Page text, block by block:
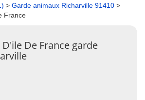
> Garde animaux Richarville 91410 >
France
De France garde